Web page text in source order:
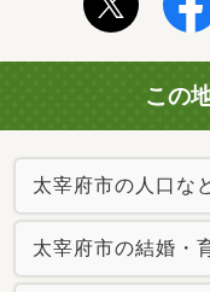
この
太宰府市の人口な
太宰府市の結婚・